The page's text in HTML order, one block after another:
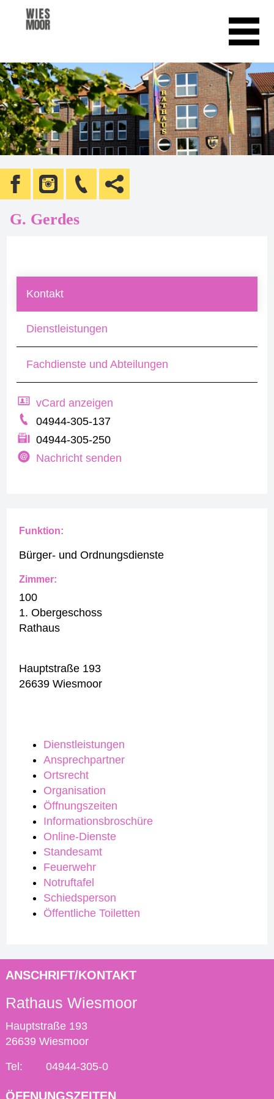
G. Gerdes
Kontakt
Dienstleistungen
Fachdienste und Abteilungen
vCard anzeigen
04944-305-137
04944-305-250
Nachricht senden
Dienstleistungen
Ansprechpartner
Ortsrecht
Organisation
Öffnungszeiten
Informationsbroschüre
Online-Dienste
Standesamt
Feuerwehr
Notruftafel
Schiedsperson
Öffentliche Toiletten
Funktion:
Bürger- und Ordnungsdienste
Zimmer:
100
1. Obergeschoss
Rathaus
Hauptstraße 193
26639 Wiesmoor
ANSCHRIFT/KONTAKT
Rathaus Wiesmoor
Hauptstraße 193
26639 Wiesmoor
Tel: 04944-305-0
ÖFFNUNGSZEITEN